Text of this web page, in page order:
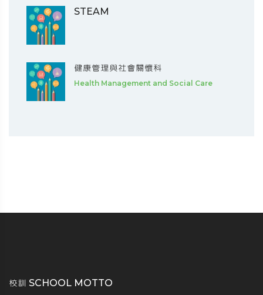
STEAM
健康管理與社會關懷科
Health Management and Social Care
校訓 SCHOOL MOTTO